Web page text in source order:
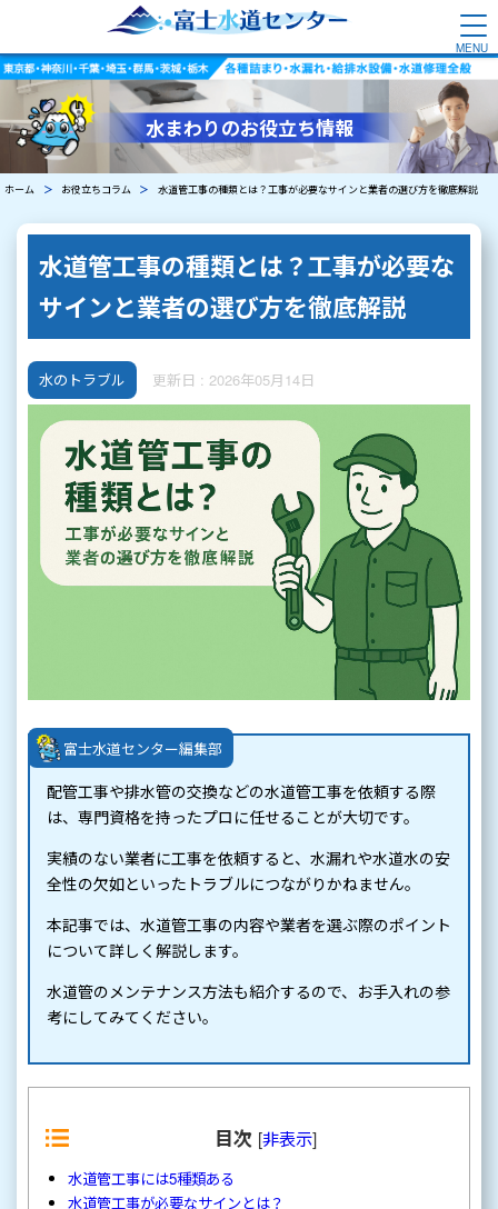
水まわりのお役立ち情報
ホーム お役立ちコラム 水道管工事の種類とは？工事が必要なサインと業者の選び方を徹底解説
水道管工事の種類とは？工事が必要な
サインと業者の選び方を徹底解説
水のトラブル 更新日 : 2026年05月14日
富士水道センター編集部
配管工事や排水管の交換などの水道管工事を依頼する際
は、専門資格を持ったプロに任せることが大切です。
実績のない業者に工事を依頼すると、水漏れや水道水の安
全性の欠如といったトラブルにつながりかねません。
本記事では、水道管工事の内容や業者を選ぶ際のポイント
について詳しく解説します。
水道管のメンテナンス方法も紹介するので、お手入れの参
考にしてみてください。
目次 [非表示]
水道管工事には5種類ある
水道管工事が必要なサインとは？